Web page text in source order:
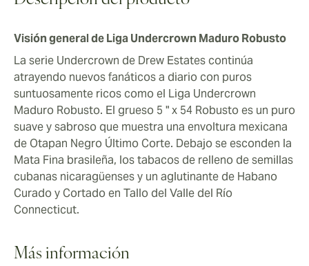
Visión general de Liga Undercrown Maduro Robusto
La serie Undercrown de Drew Estates continúa
atrayendo nuevos fanáticos a diario con puros
suntuosamente ricos como el Liga Undercrown
Maduro Robusto. El grueso 5 " x 54 Robusto es un puro
suave y sabroso que muestra una envoltura mexicana
de Otapan Negro Último Corte. Debajo se esconden la
Mata Fina brasileña, los tabacos de relleno de semillas
cubanas nicaragüenses y un aglutinante de Habano
Curado y Cortado en Tallo del Valle del Río
Connecticut.
Más información